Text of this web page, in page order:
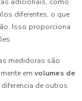
adicionais, como
diferentes, o que
Isso proporciona
medidoras são
em volumes de
de outros